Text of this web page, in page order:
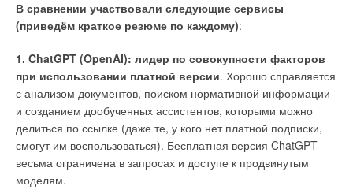
В сравнении участвовали следующие сервисы
(приведём краткое резюме по каждому):
1. ChatGPT (OpenAI): лидер по совокупности факторов
при использовании платной версии. Хорошо справляется
с анализом документов, поиском нормативной информации
и созданием дообученных ассистентов, которыми можно
делиться по ссылке (даже те, у кого нет платной подписки,
смогут им воспользоваться). Бесплатная версия ChatGPT
весьма ограничена в запросах и доступе к продвинутым
моделям.